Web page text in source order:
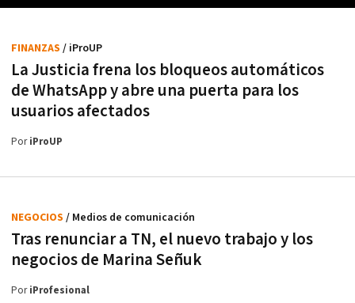
La Justicia frena los bloqueos automáticos
de WhatsApp y abre una puerta para los
usuarios afectados
FINANZAS / iProUP
PoriProUP
Tras renunciar a TN, el nuevo trabajo y los
negocios de Marina Señuk
NEGOCIOS / Medios de comunicación
PoriProfesional